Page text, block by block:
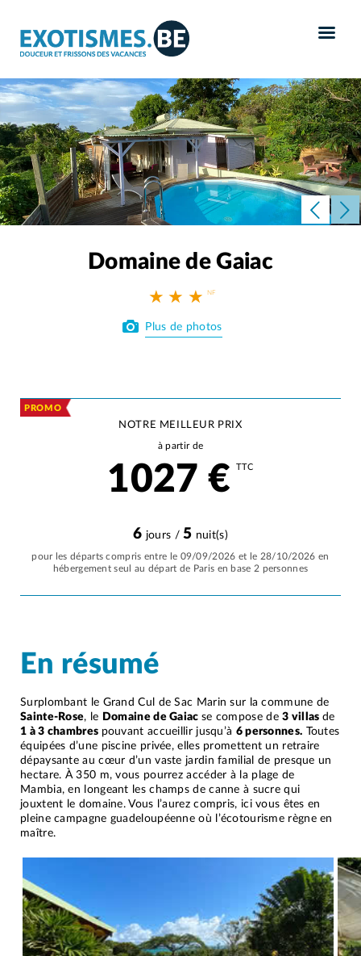
Domaine de Gaiac
★ ★ ★
Plus de photos
PROMO
NOTRE MEILLEUR PRIX
à partir de
1027 € TTC
6 jours /5 nuit(s)
pour les départs compris entre le 09/09/2026 et le 28/10/2026 en
hébergement seul au départ de Paris en base 2 personnes
En résumé
Surplombant le Grand Cul de Sac Marin sur la commune de
Sainte-Rose, le Domaine de Gaiac se compose de3 villas de
1 à 3 chambres pouvant accueillir jusqu’à 6 personnes. Toutes
équipées d’une piscine privée, elles promettent un retraire
dépaysante au cœur d’un vaste jardin familial de presque un
hectare. À 350 m, vous pourrez accéder à la plage de
Mambia, en longeant les champs de canne à sucre qui
jouxtent le domaine. Vous l’aurez compris, ici vous êtes en
pleine campagne guadeloupéenne où l’écotourisme règne en
maître.